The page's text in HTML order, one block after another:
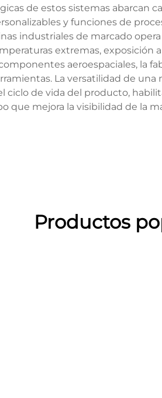
de estos sistemas abarcan
y funciones de
industriales de marcado
extremas, exposición
aeroespaciales, la
La versatilidad de
ciclo de vida del producto,
que mejora la visibilidad de la
Productos